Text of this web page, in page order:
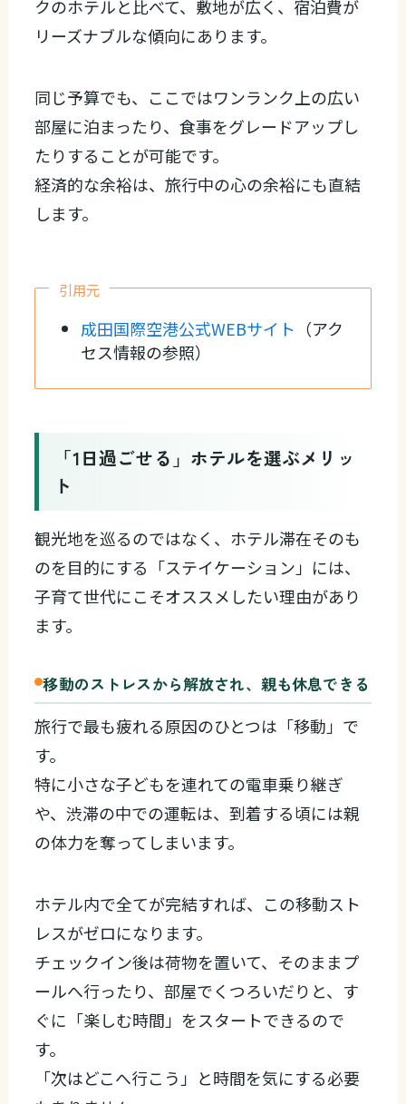
クのホテルと比べて、敷地が広く、宿泊費が
リーズナブルな傾向にあります。
同じ予算でも、ここではワンランク上の広い
部屋に泊まったり、食事をグレードアップし
たりすることが可能です。
経済的な余裕は、旅行中の心の余裕にも直結
します。
引用元
成田国際空港公式WEBサイト （アク
セス情報の参照）
「1日過ごせる」ホテルを選ぶメリッ
ト
観光地を巡るのではなく、ホテル滞在そのも
のを目的にする「ステイケーション」には、
子育て世代にこそオススメしたい理由があり
ます。
移動のストレスから解放され、親も休息できる
旅行で最も疲れる原因のひとつは「移動」で
す。
特に小さな子どもを連れての電車乗り継ぎ
や、渋滞の中での運転は、到着する頃には親
の体力を奪ってしまいます。
ホテル内で全てが完結すれば、この移動スト
レスがゼロになります。
チェックイン後は荷物を置いて、そのままプ
ールへ行ったり、部屋でくつろいだりと、す
ぐに「楽しむ時間」をスタートできるので
す。
「次はどこへ行こう」と時間を気にする必要